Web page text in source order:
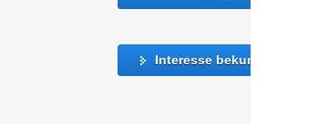
Interesse bekunden